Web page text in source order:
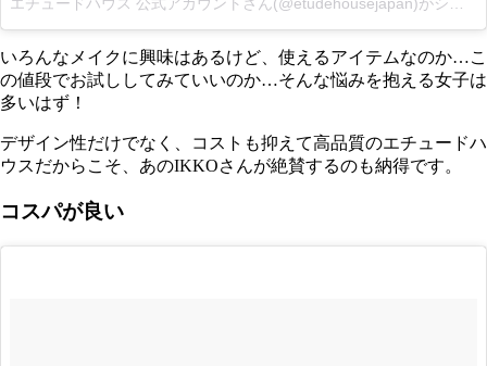
いろんなメイクに興味はあるけど、使えるアイテムなのか…こ
の値段でお試ししてみていいのか…そんな悩みを抱える女子は
多いはず！
デザイン性だけでなく、コストも抑えて高品質のエチュードハ
ウスだからこそ、あのIKKOさんが絶賛するのも納得です。
コスパが良い